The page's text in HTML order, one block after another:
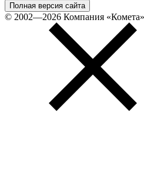
Полная версия сайта
© 2002—2026 Компания